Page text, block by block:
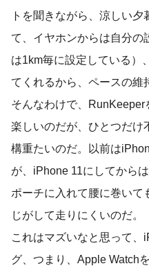
トを聞きながら、涼しい
て、イヤホンからは自分の
は1km毎に設定している）
てくれるから、ペースの維
そんなわけで、
楽しいのだが、ひとつだけ
構重たいのだ。以前は
が、iPhone 11にしてから
ポーチに入れて腰に巻いて
じがして走りにくいのだ。
これはマズいなと思って
グ、つまり、Apple Watch